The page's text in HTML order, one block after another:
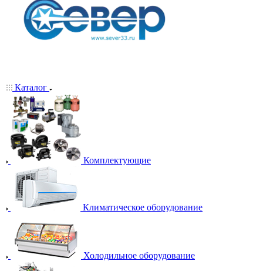
Каталог
Комплектующие
Климатическое оборудование
Холодильное оборудование